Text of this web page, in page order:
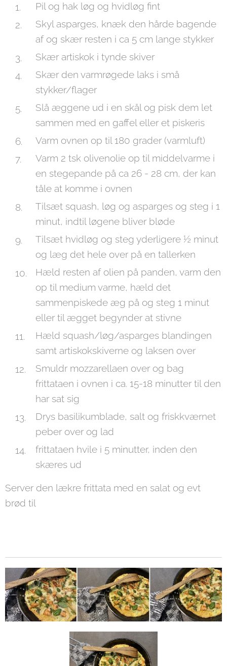
Pil og hak løg og hvidløg fint
Skyl asparges, knæk den hårde bagende
af og skær resten i ca 5 cm lange stykker
Skær artiskok i tynde skiver
Skær den varmrøgede laks i små
stykker/flager
Slå æggene ud i en skål og pisk dem let
sammen med en gaffel eller et piskeris
Varm ovnen op til 180 grader (varmluft)
Varm 2 tsk olivenolie op til middelvarme i
en stegepande på ca 26 - 28 cm, der kan
tåle at komme i ovnen
Tilsæt squash, løg og asparges og steg i 1
minut, indtil løgene bliver bløde
Tilsæt hvidløg og steg yderligere ½ minut
og læg det hele over på en tallerken
Hæld resten af olien på panden, varm den
op til medium varme, hæld det
sammenpiskede æg på og steg 1 minut
eller til ægget begynder at stivne
Hæld squash/løg/asparges blandingen
samt artiskokskiverne og laksen over
Smuldr mozzarellaen over og bag
frittataen i ovnen i ca. 15-18 minutter til den
har sat sig
Drys basilikumblade, salt og friskkværnet
peber over og lad
frittataen hvile i 5 minutter, inden den
skæres ud
Server den lækre frittata med en salat og evt
brød til